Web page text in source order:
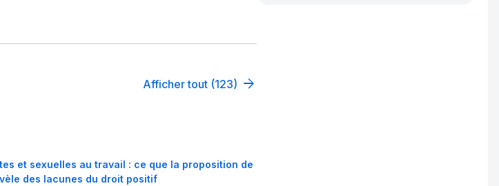
Afficher tout (123)
et sexuelles au travail : ce que la proposition de
des lacunes du droit positif